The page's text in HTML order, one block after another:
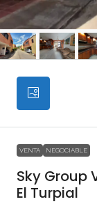
VENTA NEGOCIABLE
Sky Group
El Turpial